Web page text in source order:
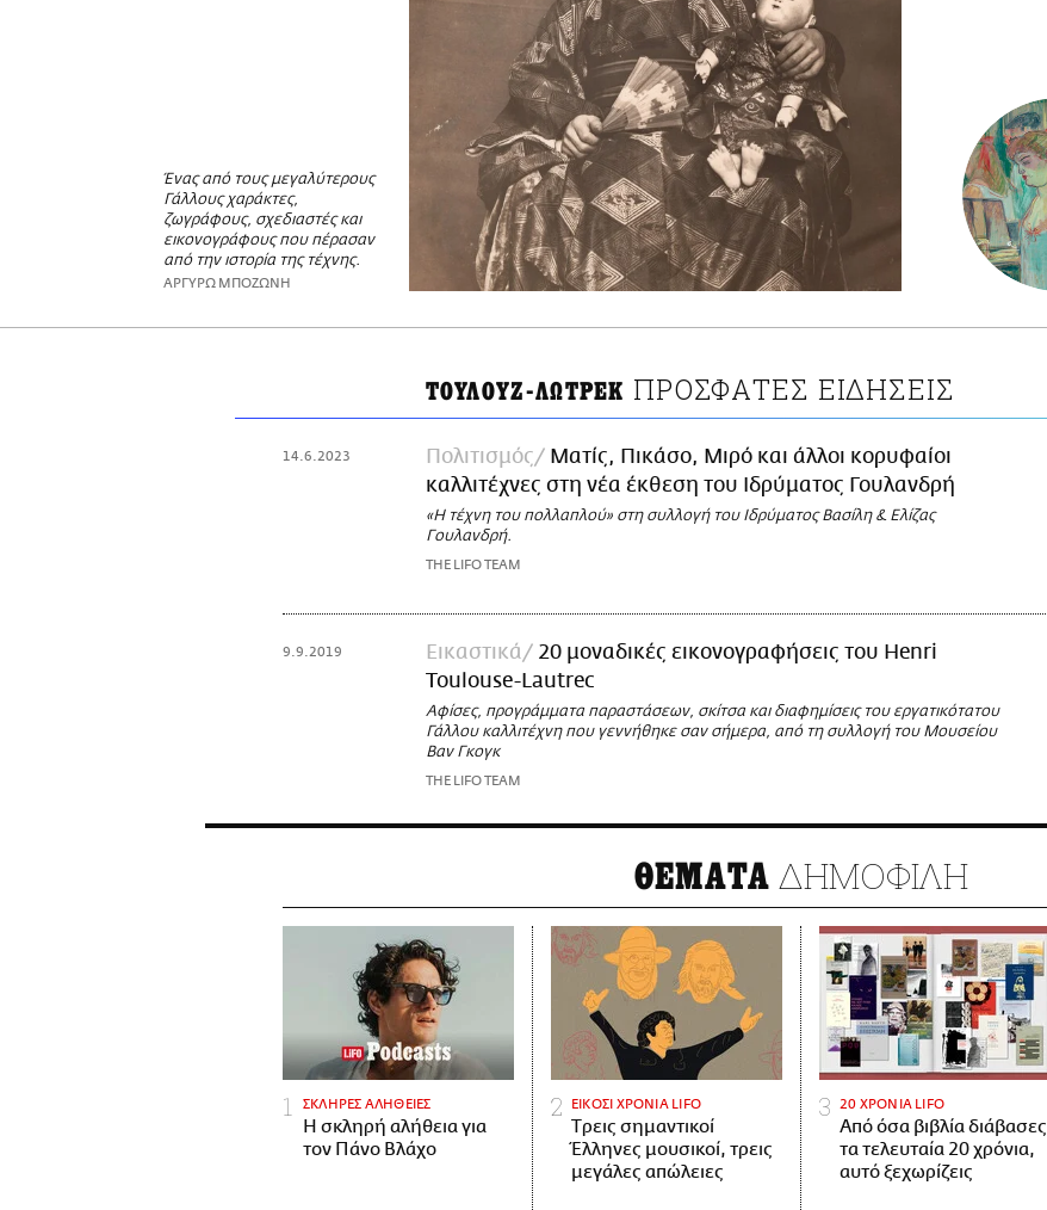
Ένας από τους μεγαλύτερους
Γάλλους χαράκτες,
ζωγράφους, σχεδιαστές και
εικονογράφους που πέρασαν
από την ιστορία της τέχνης.
ΑΡΓΥΡΩ ΜΠΟΖΩΝΗ
ΤΟΥΛΟΥΖ-ΛΩΤΡΕΚ ΠΡΟΣΦΑΤΕΣ ΕΙΔΗΣΕΙΣ
14.6.2023 Πολιτισμός
Ματίς, Πικάσο, Μιρό και άλλοι κορυφαίοι
καλλιτέχνες στη νέα έκθεση του Ιδρύματος Γουλανδρή
«Η τέχνη του πολλαπλού» στη συλλογή του Ιδρύματος Βασίλη & Ελίζας
Γουλανδρή.
THE LIFO TEAM
9.9.2019 Εικαστικά
20 μοναδικές εικονογραφήσεις του Henri
Toulouse-Lautrec
Αφίσες, προγράμματα παραστάσεων, σκίτσα και διαφημίσεις του εργατικότατου
Γάλλου καλλιτέχνη που γεννήθηκε σαν σήμερα, από τη συλλογή του Μουσείου
Βαν Γκογκ
THE LIFO TEAM
ΘΕΜΑΤΑ ΔΗΜΟΦΙΛΗ
ΣΚΛΗΡΕΣ ΑΛΗΘΕΙΕΣ
H σκληρή αλήθεια για
τον Πάνο Βλάχο
ΕΙΚΟΣΙ ΧΡΟΝΙΑ LIFO
Tρεις σημαντικοί
Έλληνες μουσικοί, τρεις
μεγάλες απώλειες
20 ΧΡΟΝΙΑ LIFO
Από όσα βιβλία διάβασες
τα τελευταία 20 χρόνια,
αυτό ξεχωρίζεις